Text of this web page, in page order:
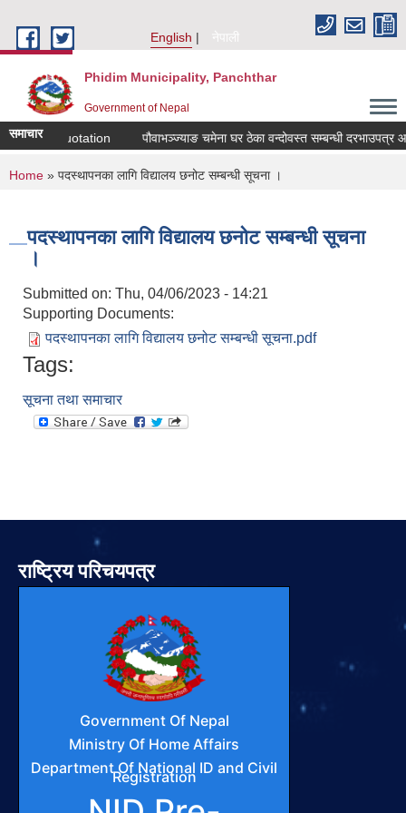
English
नेपाली
Phidim Municipality, Panchthar
Government of Nepal
समाचारQuotation पौवाभञ्ज्याङ चमेना घर ठेका वन्दोवस्त सम्बन्धी दरभाउपत्र
You are here
Home » पदस्थापनका लागि विद्यालय छनोट सम्बन्धी सूचना ।
पदस्थापनका लागि विद्यालय छनोट सम्बन्धी सूचना
।
Submitted on: Thu, 04/06/2023 - 14:21
Supporting Documents:
पदस्थापनका लागि विद्यालय छनोट सम्बन्धी सूचना.pdf
Tags:
सूचना तथा समाचार
राष्ट्रिय परिचयपत्र